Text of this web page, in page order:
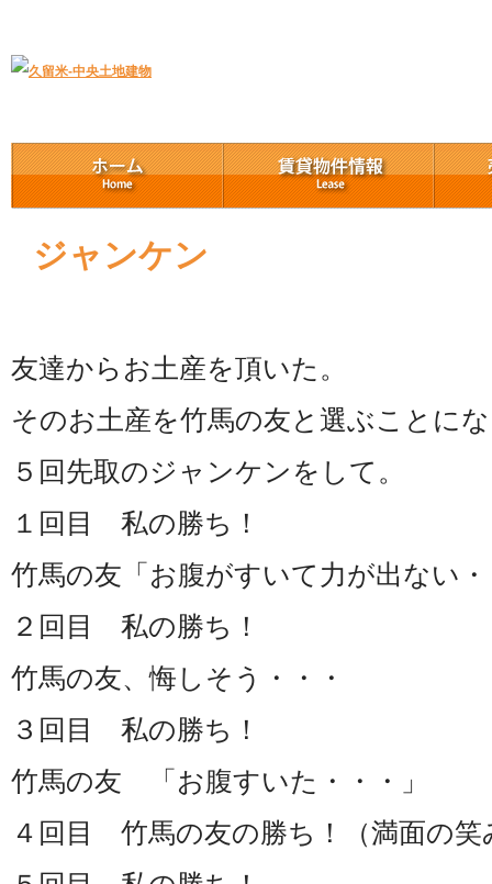
ジャンケン
友達からお土産を頂いた。
そのお土産を竹馬の友と選ぶことに
５回先取のジャンケンをして。
１回目 私の勝ち！
竹馬の友「お腹がすいて力が出ない
２回目 私の勝ち！
竹馬の友、悔しそう・・・
３回目 私の勝ち！
竹馬の友 「お腹すいた・・・」
４回目 竹馬の友の勝ち！（満面の笑